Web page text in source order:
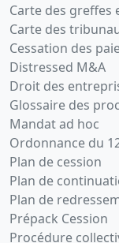
Carte des greffes
Carte des
Cessation des
Distressed M&A
Droit des
Glossaire des
Mandat ad hoc
Ordonnance du
Plan de cession
Plan de
Plan de
Prépack Cession
Procédure